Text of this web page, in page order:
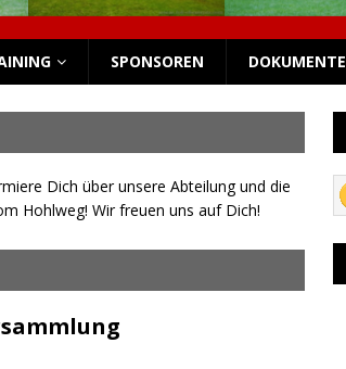
SPONSOREN DOKUMENTE
Dich über unsere Abteilung und die
Hohlweg! Wir freuen uns auf Dich!